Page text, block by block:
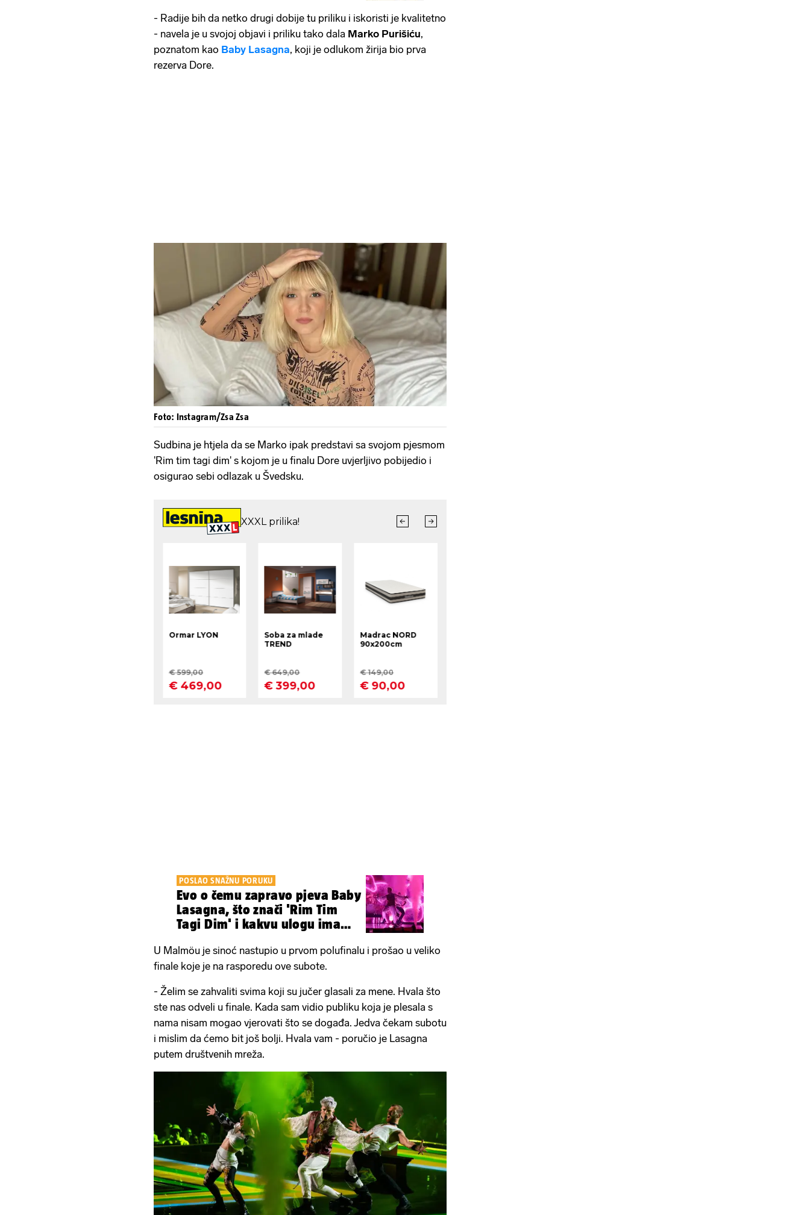
- Radije bih da netko drugi dobije tu priliku i iskoristi je kvalitetno
- navela je u svojoj objavi i priliku tako dala Marko Purišiću,
poznatom kao Baby Lasagna, koji je odlukom žirija bio prva
rezerva Dore.
Foto: Instagram/Zsa Zsa
Sudbina je htjela da se Marko ipak predstavi sa svojom pjesmom
'Rim tim tagi dim' s kojom je u finalu Dore uvjerljivo pobijedio i
osigurao sebi odlazak u Švedsku.
POSLAO SNAŽNU PORUKU
Evo o čemu zapravo pjeva Baby
Lasagna, što znači 'Rim Tim
Tagi Dim' i kakvu ulogu ima
U Malmöu je sinoć nastupio u prvom polufinalu i prošao u veliko
finale koje je na rasporedu ove subote.
- Želim se zahvaliti svima koji su jučer glasali za mene. Hvala što
ste nas odveli u finale. Kada sam vidio publiku koja je plesala s
nama nisam mogao vjerovati što se događa. Jedva čekam subotu
i mislim da ćemo bit još bolji. Hvala vam - poručio je Lasagna
putem društvenih mreža.